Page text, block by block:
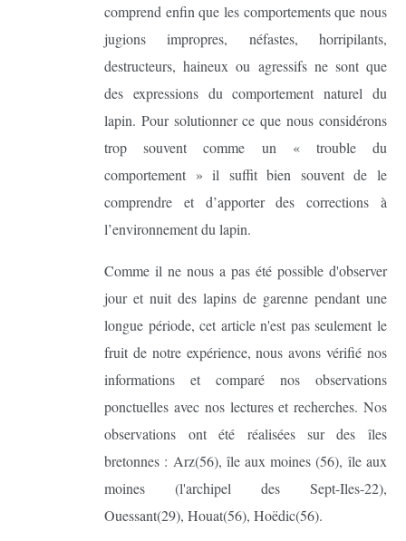
comprend enfin que les comportements que nous
jugions impropres, néfastes, horripilants,
destructeurs, haineux ou agressifs ne sont que
des expressions du comportement naturel du
lapin. Pour solutionner ce que nous considérons
trop souvent comme un « trouble du
comportement » il suffit bien souvent de le
comprendre et d’apporter des corrections à
l’environnement du lapin.
Comme il ne nous a pas été possible d'observer
jour et nuit des lapins de garenne pendant une
longue période, cet article n'est pas seulement le
fruit de notre expérience, nous avons vérifié nos
informations et comparé nos observations
ponctuelles avec nos lectures et recherches. Nos
observations ont été réalisées sur des îles
bretonnes : Arz(56), île aux moines (56), île aux
moines (l'archipel des Sept-Iles-22),
Ouessant(29), Houat(56), Hoëdic(56).